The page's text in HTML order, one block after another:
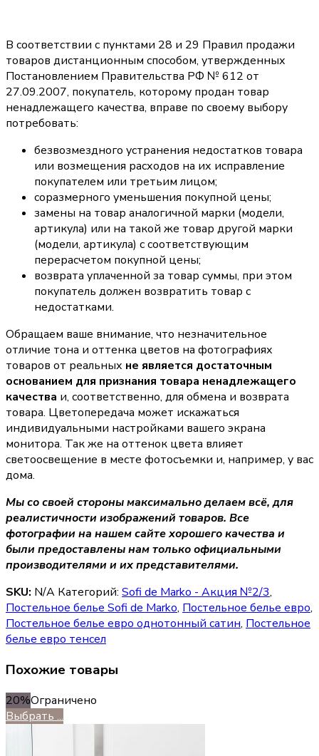
В соответствии с пунктами 28 и 29 Правил продажи
товаров дистанционным способом, утвержденных
Постановлением Правительства РФ № 612 от
27.09.2007, покупатель, которому продан товар
ненадлежащего качества, вправе по своему выбору
потребовать:
безвозмездного устранения недостатков товара
или возмещения расходов на их исправление
покупателем или третьим лицом;
соразмерного уменьшения покупной цены;
замены на товар аналогичной марки (модели,
артикула) или на такой же товар другой марки
(модели, артикула) с соответствующим
перерасчетом покупной цены;
возврата уплаченной за товар суммы, при этом
покупатель должен возвратить товар с
недостатками.
Обращаем ваше внимание, что незначительное
отличие тона и оттенка цветов на фотографиях
товаров от реальных не является достаточным
основанием для признания товара ненадлежащего
качества и, соответственно, для обмена и возврата
товара. Цветопередача может искажаться
индивидуальными настройками вашего экрана
монитора. Так же на оттенок цвета влияет
светоосвещение в месте фотосъемки и, например, у вас
дома.
Мы со своей стороны максимально делаем всё, для
реалистичности изображений товаров. Все
фотографии на нашем сайте хорошего качества и
были предоставлены нам только официальными
производителями и их представителями.
SKU: N/A Категорий: Sofi de Marko - Акция №2/3,
Постельное белье Sofi de Marko, Постельное белье евро,
Постельное белье евро однотонный сатин, Постельное
белье евро тенсел
Похожие товары
20%Ограничено
Выбрать ...